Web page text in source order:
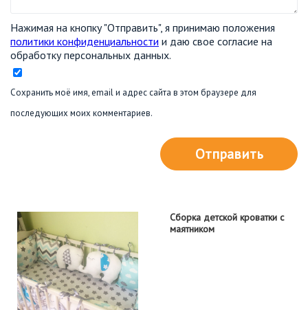
Нажимая на кнопку "Отправить", я принимаю положения
политики конфиденциальности и даю свое согласие на
обработку персональных данных.
Сохранить моё имя, email и адрес сайта в этом браузере для
последующих моих комментариев.
Отправить
Сборка детской кроватки с
маятником